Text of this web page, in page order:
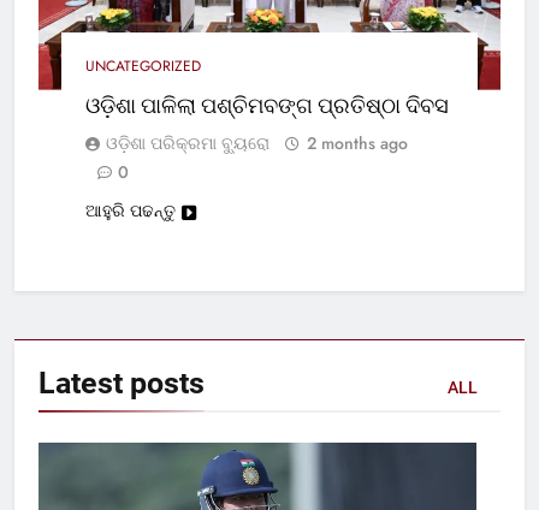
UNCATEGORIZED
ଓଡ଼ିଶା ପାଳିଲା ପଶ୍ଚିମବଙ୍ଗ ପ୍ରତିଷ୍ଠା ଦିବସ
ଓଡ଼ିଶା ପରିକ୍ରମା ବ୍ୟୁରୋ
2 months ago
0
ଆହୁରି ପଢନ୍ତୁ
Latest posts ALL